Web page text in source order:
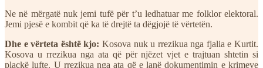
Ne në mërgatë nuk jemi tufë për t’u ledhatuar me folklor elektoral.
Jemi pjesë e kombit që ka të drejtë ta dëgjojë të vërtetën.
Dhe e vërteta është kjo: Kosova nuk u rrezikua nga fjalia e Kurtit.
Kosova u rrezikua nga ata që për njëzet vjet e trajtuan shtetin si
plaçkë lufte. U rrezikua nga ata që e lanë dokumentimin e krimeve